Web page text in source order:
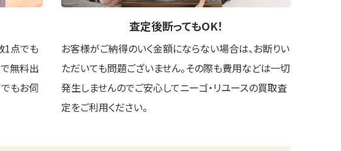
1点でも
無料出
もお伺
査定後断ってもOK！
お客様がご納得のいく金額にならない場合は、お断りい
ただいても問題ございません。その際も費用などは一切
発生しませんのでご安心してニーゴ・リユースの買取査
定をご利用ください。